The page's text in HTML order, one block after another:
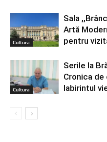
Cultura
Sala
Artă
pentru
Cultura
Serile la
Cronica
labirintul